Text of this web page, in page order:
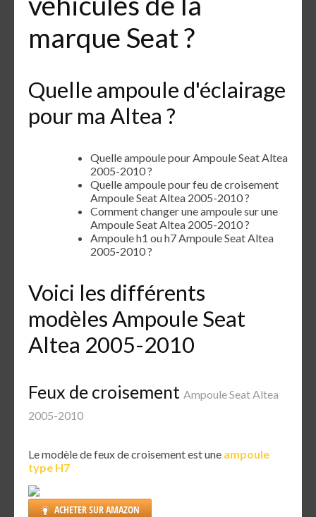
marque Seat ?
Quelle ampoule d'éclairage
pour ma Altea ?
Quelle ampoule pour Ampoule Seat Altea
2005-2010 ?
Quelle ampoule pour feu de croisement
Ampoule Seat Altea 2005-2010 ?
Comment changer une ampoule sur une
Ampoule Seat Altea 2005-2010 ?
Ampoule h1 ou h7 Ampoule Seat Altea
2005-2010 ?
Voici les différents
modèles Ampoule Seat
Altea 2005-2010
Feux de croisement Ampoule Seat Altea
2005-2010
Le modèle de feux de croisement est une ampoule
type H7
ACHETER SUR AMAZON